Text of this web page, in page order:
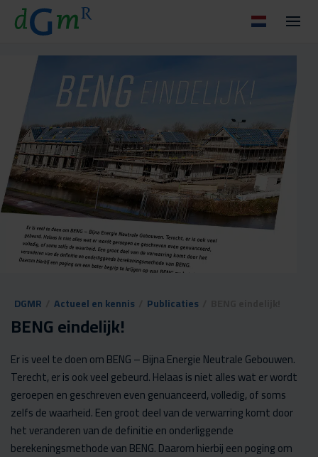
DGMR Actueel en kennis Publicaties
BENG eindelijk!
Er is veel te doen om BENG – Bijna Energie Neutrale Gebouwen.
Terecht, er is ook veel gebeurd. Helaas is niet alles wat er wordt
geroepen en geschreven even genuanceerd, volledig, of soms
zelfs de waarheid. Een groot deel van de verwarring komt door
het veranderen van de definitie en onderliggende
berekeningsmethode van BENG. Daarom hierbij een poging om